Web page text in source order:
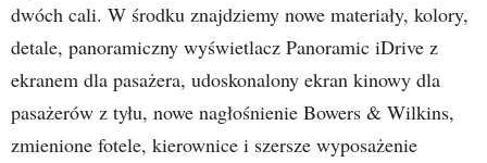
dwóch cali. W środku znajdziemy nowe materiały, kolory,
detale, panoramiczny wyświetlacz Panoramic iDrive z
ekranem dla pasażera, udoskonalony ekran kinowy dla
pasażerów z tyłu, nowe nagłośnienie Bowers & Wilkins,
zmienione fotele, kierownice i szersze wyposażenie